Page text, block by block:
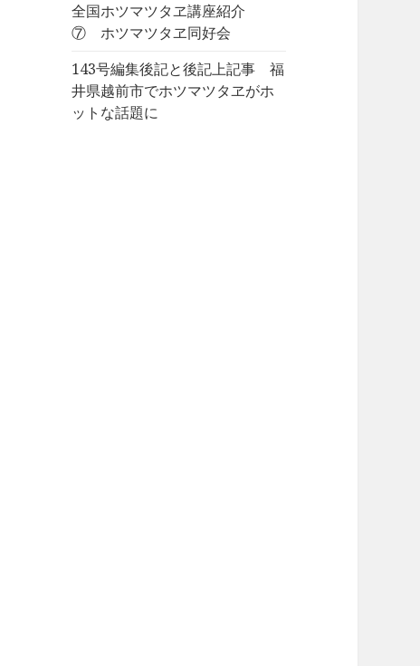
全国ホツマツタヱ講座紹介
⑦ ホツマツタヱ同好会
143号編集後記と後記上記事 福
井県越前市でホツマツタヱがホ
ットな話題に